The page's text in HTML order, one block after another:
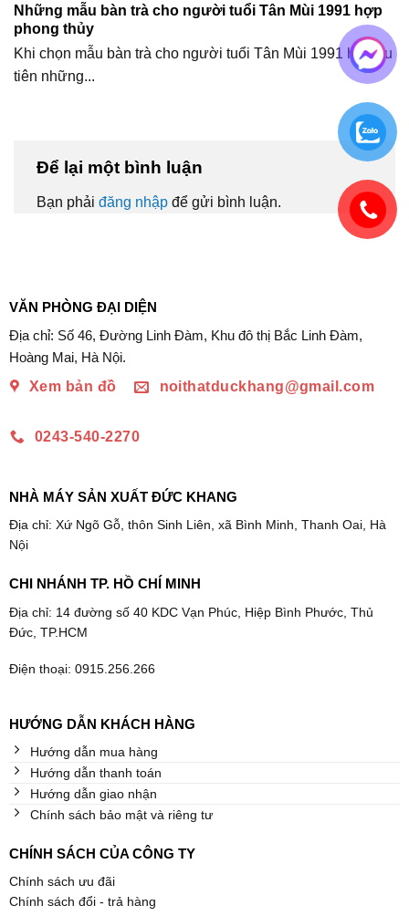
Những mẫu bàn trà cho người tuổi Tân Mùi 1991 hợp
phong thủy
Khi chọn mẫu bàn trà cho người tuổi Tân Mùi 1991 hãy ưu
tiên những...
Để lại một bình luận
Bạn phải đăng nhập để gửi bình luận.
VĂN PHÒNG ĐẠI DIỆN
Địa chỉ: Số 46, Đường Linh Đàm, Khu đô thị Bắc Linh Đàm,
Hoàng Mai, Hà Nội.
Xem bản đồ
noithatduckhang@gmail.com
0243-540-2270
NHÀ MÁY SẢN XUẤT ĐỨC KHANG
Địa chỉ: Xứ Ngõ Gỗ, thôn Sinh Liên, xã Bình Minh, Thanh Oai, Hà
Nội
CHI NHÁNH TP. HỒ CHÍ MINH
Địa chỉ: 14 đường số 40 KDC Vạn Phúc, Hiệp Bình Phước, Thủ
Đức, TP.HCM
Điện thoại: 0915.256.266
HƯỚNG DẪN KHÁCH HÀNG
Hướng dẫn mua hàng
Hướng dẫn thanh toán
Hướng dẫn giao nhận
Chính sách bảo mật và riêng tư
CHÍNH SÁCH CỦA CÔNG TY
Chính sách ưu đãi
Chính sách đổi - trả hàng